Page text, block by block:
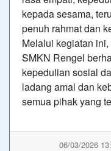
kepada sesama,
penuh rahmat dan
Melalui kegiatan
SMKN Rengel
kepedulian sosial
ladang amal dan
semua pihak yang
06/03/2026